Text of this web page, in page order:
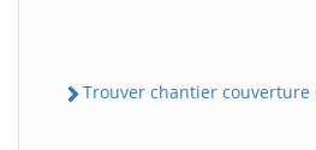
Trouver chantier couverture